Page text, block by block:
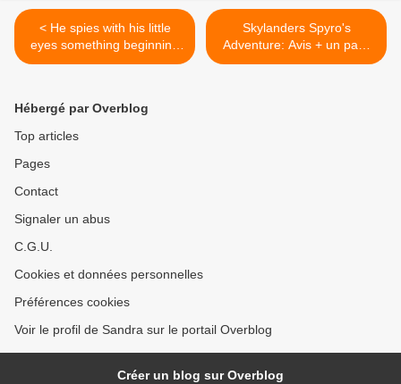
< He spies with his little
eyes something beginning
with...R
Skylanders Spyro's
Adventure: Avis + un pack
en cadeau >
Hébergé par Overblog
Top articles
Pages
Contact
Signaler un abus
C.G.U.
Cookies et données personnelles
Préférences cookies
Voir le profil de Sandra sur le portail Overblog
Créer un blog sur Overblog